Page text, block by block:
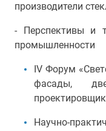
производители
- Перспективы и
промышленности
IV Форум
фасады,
Научно-